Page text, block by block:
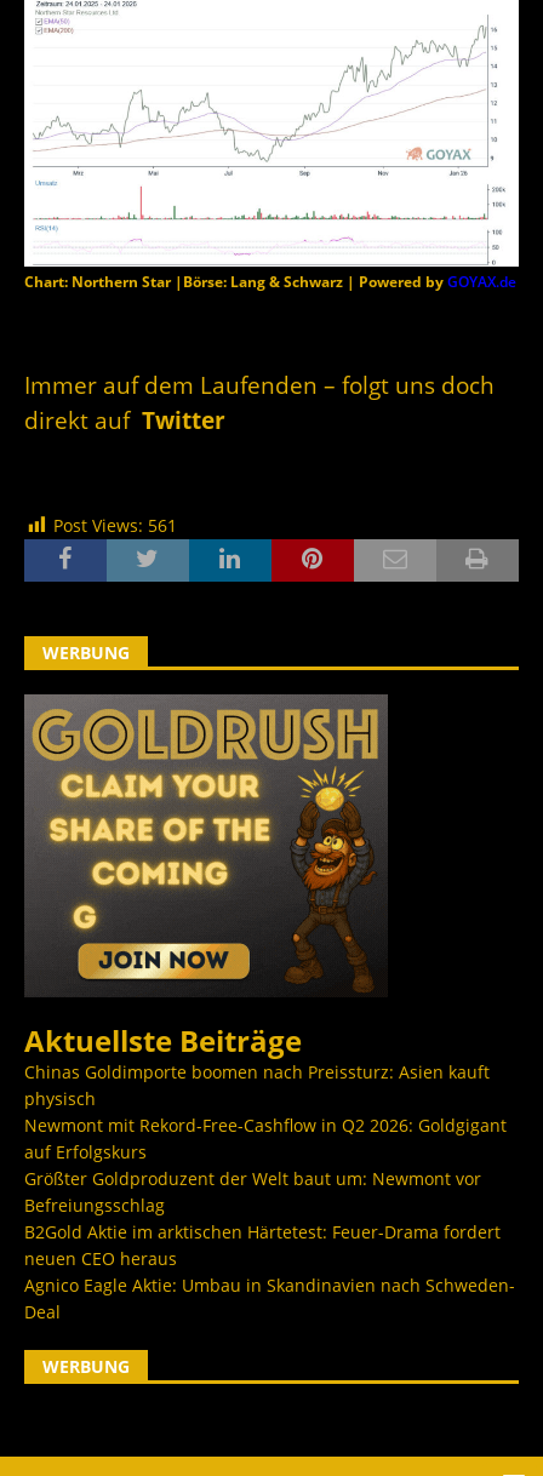
Chart: Northern Star |Börse: Lang & Schwarz | Powered byGOYAX.de
Immer auf dem Laufenden – folgt uns doch
direkt auf Twitter
Post Views: 561
WERBUNG
Aktuellste Beiträge
Chinas Goldimporte boomen nach Preissturz: Asien kauft
physisch
Newmont mit Rekord-Free-Cashflow in Q2 2026: Goldgigant
auf Erfolgskurs
Größter Goldproduzent der Welt baut um: Newmont vor
Befreiungsschlag
B2Gold Aktie im arktischen Härtetest: Feuer-Drama fordert
neuen CEO heraus
Agnico Eagle Aktie: Umbau in Skandinavien nach Schweden-
Deal
WERBUNG